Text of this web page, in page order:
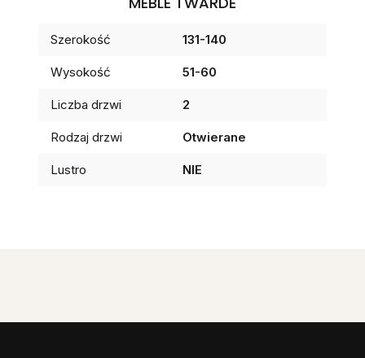
Szerokość 131-140
Wysokość 51-60
Liczba drzwi 2
Rodzaj drzwi Otwierane
Lustro NIE